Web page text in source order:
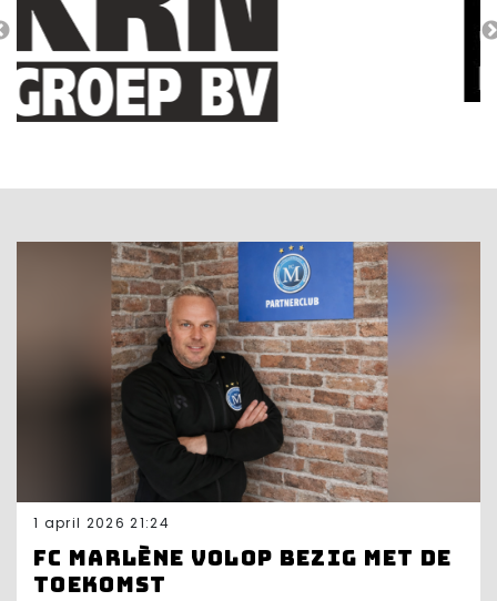
1 april 2026 21:24
FC Marlène volop bezig met de
toekomst